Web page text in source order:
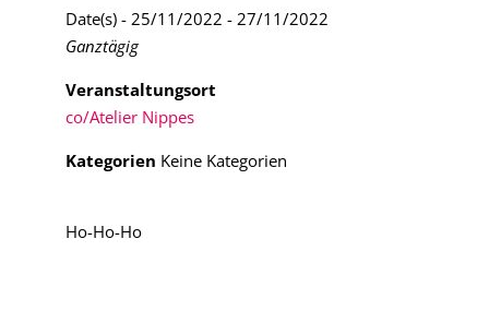
Date(s) - 25/11/2022 - 27/11/2022
Ganztägig
Veranstaltungsort
co/Atelier Nippes
Kategorien Keine Kategorien
Ho-Ho-Ho